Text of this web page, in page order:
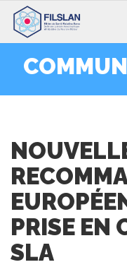
PRISE EN
SLA